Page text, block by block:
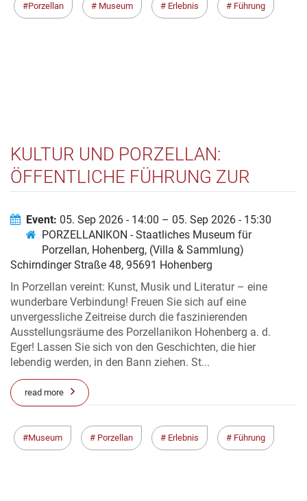
Porzellan Museum Erlebnis Führung
KULTUR UND PORZELLAN:
ÖFFENTLICHE FÜHRUNG ZUR
PORZELLANS
Event: 05. Sep 2026 - 14:00 – 05. Sep 2026 - 15:30
PORZELLANIKON - Staatliches Museum für
Porzellan, Hohenberg, (Villa & Sammlung)
Schirndinger Straße 48, 95691 Hohenberg
In Porzellan vereint: Kunst, Musik und Literatur – eine
wunderbare Verbindung! Freuen Sie sich auf eine
unvergessliche Zeitreise durch die faszinierenden
Ausstellungsräume des Porzellanikon Hohenberg a. d.
Eger! Lassen Sie sich von den Geschichten, die hier
lebendig werden, in den Bann ziehen. St...
read more
Museum Porzellan Erlebnis Führung